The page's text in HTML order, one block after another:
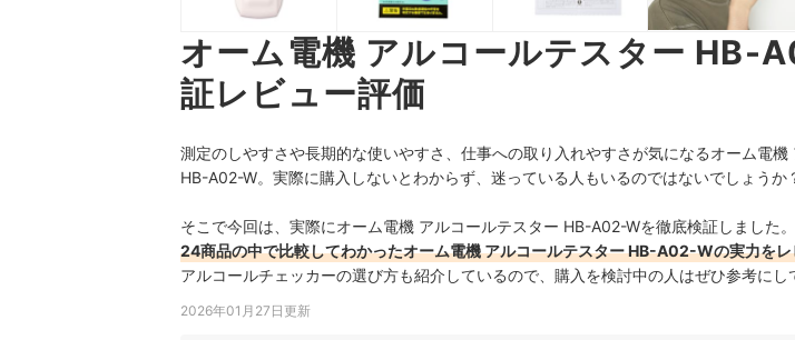
オーム電機 アルコールテスター HB-
証レビュー評価
測定のしやすさや長期的な使いやすさ、仕事への取り入れやすさが気になるオーム電機
HB-A02-W。実際に購入しないとわからず、迷っている人もいるのではないでしょうか
そこで今回は、実際にオーム電機 アルコールテスター HB-A02-Wを徹底検証しました。
24商品の中で比較してわかったオーム電機 アルコールテスター HB-A02-Wの実力をレ
アルコールチェッカーの選び方も紹介しているので、購入を検討中の人はぜひ参考にし
2026年01月27日更新